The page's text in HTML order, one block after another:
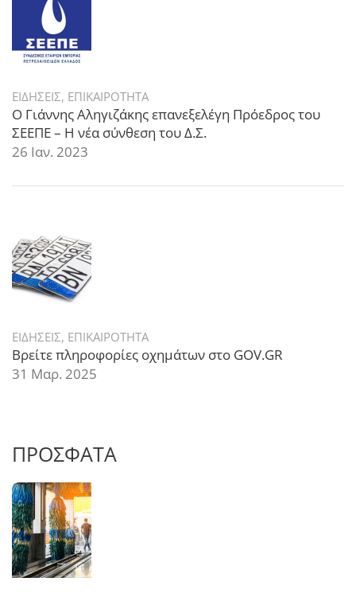
ΕΙΔΗΣΕΙΣ, ΕΠΙΚΑΙΡΟΤΗΤΑ
Ο Γιάννης Αληγιζάκης επανεξελέγη Πρόεδρος του
ΣΕΕΠΕ – Η νέα σύνθεση του Δ.Σ.
26 Ιαν. 2023
ΕΙΔΗΣΕΙΣ, ΕΠΙΚΑΙΡΟΤΗΤΑ
Βρείτε πληροφορίες οχημάτων στο GOV.GR
31 Μαρ. 2025
ΠΡΟΣΦΑΤΑ